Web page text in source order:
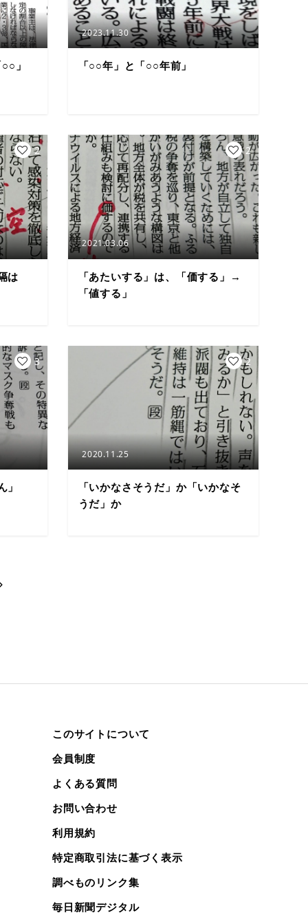
」
2023.11.30
「○○年」と「○○年前」
は
2
2021.03.06
「あたいする」は、「価する」→
「値する」
2
3
2020.11.25
「いかなさそうだ」か「いかなそ
うだ」か
2
このサイトについて
会員制度
よくある質問
お問い合わせ
利用規約
特定商取引法に基づく表示
調べものリンク集
毎日新聞デジタル